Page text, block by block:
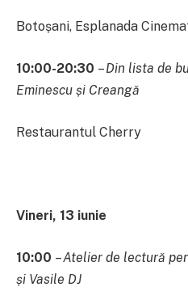
Botoșani, Esplanada
10:00-20:30 –Din lista de
Eminescu și Creangă
Restaurantul Cherry
Vineri, 13 iunie
10:00 –Atelier de lectură
și Vasile DJ